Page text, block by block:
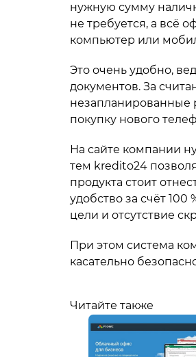
нужную сумму
не требуется, а всё
компьютер или
Это очень удобно,
документов. За
незапланированные
покупку нового
На сайте компании
тем kredito24
продукта стоит
удобство за счёт
цели и отсутствие
При этом система
касательно
Читайте также